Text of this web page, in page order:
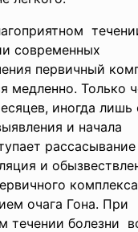
современных
первичный
медленно. Только
иногда лишь
и начала
рассасывание
и
комплекса
очага Гона. При
течении болезни